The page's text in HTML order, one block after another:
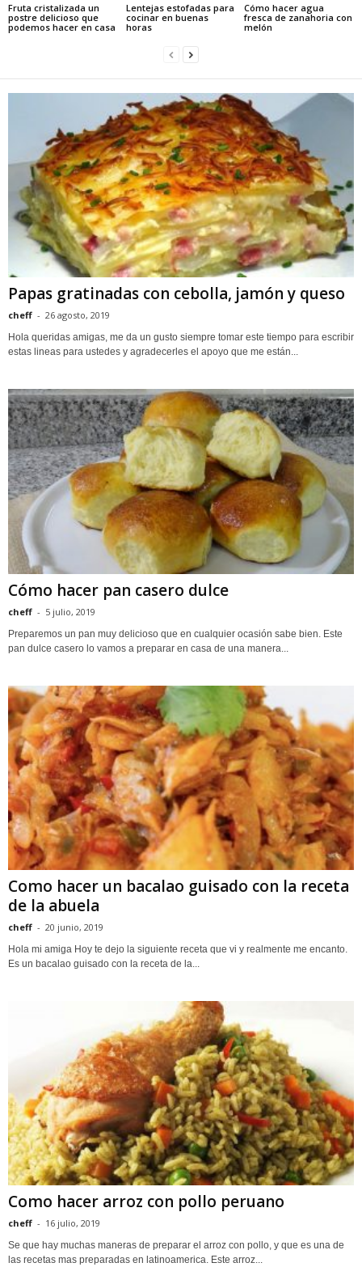
Fruta cristalizada un
postre delicioso que
podemos hacer en casa
Lentejas estofadas para
cocinar en buenas
horas
Cómo hacer agua
fresca de zanahoria con
melón
Papas gratinadas con cebolla, jamón y queso
cheff - 26 agosto, 2019
Hola queridas amigas, me da un gusto siempre tomar este tiempo para escribir
estas lineas para ustedes y agradecerles el apoyo que me están...
Cómo hacer pan casero dulce
cheff - 5 julio, 2019
Preparemos un pan muy delicioso que en cualquier ocasión sabe bien. Este
pan dulce casero lo vamos a preparar en casa de una manera...
Como hacer un bacalao guisado con la receta
de la abuela
cheff - 20 junio, 2019
Hola mi amiga Hoy te dejo la siguiente receta que vi y realmente me encanto.
Es un bacalao guisado con la receta de la...
Como hacer arroz con pollo peruano
cheff - 16 julio, 2019
Se que hay muchas maneras de preparar el arroz con pollo, y que es una de
las recetas mas preparadas en latinoamerica. Este arroz...